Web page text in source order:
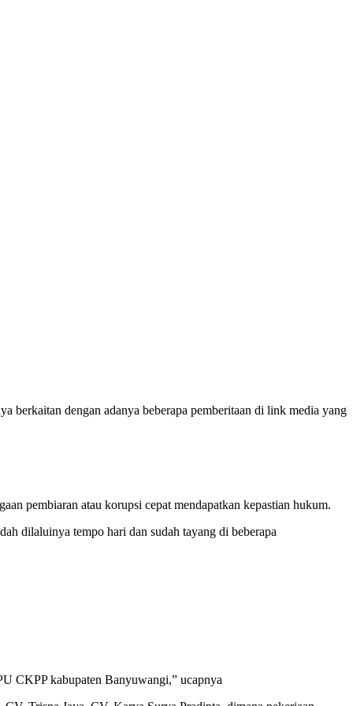
berkaitan dengan adanya beberapa pemberitaan di link media yang
pembiaran atau korupsi cepat mendapatkan kepastian hukum.
dilaluinya tempo hari dan sudah tayang di beberapa
CKPP kabupaten Banyuwangi,” ucapnya